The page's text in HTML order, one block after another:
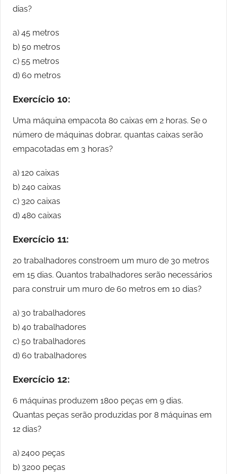
dias?
a) 45 metros
b) 50 metros
c) 55 metros
d) 60 metros
Exercício 10:
Uma máquina empacota 80 caixas em 2 horas. Se o
número de máquinas dobrar, quantas caixas serão
empacotadas em 3 horas?
a) 120 caixas
b) 240 caixas
c) 320 caixas
d) 480 caixas
Exercício 11:
20 trabalhadores constroem um muro de 30 metros
em 15 dias. Quantos trabalhadores serão necessários
para construir um muro de 60 metros em 10 dias?
a) 30 trabalhadores
b) 40 trabalhadores
c) 50 trabalhadores
d) 60 trabalhadores
Exercício 12:
6 máquinas produzem 1800 peças em 9 dias.
Quantas peças serão produzidas por 8 máquinas em
12 dias?
a) 2400 peças
b) 3200 peças